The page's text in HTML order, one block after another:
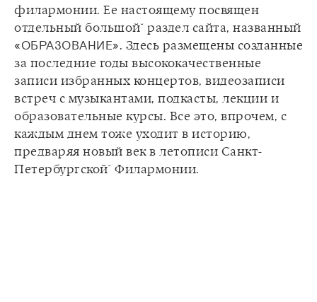
филармонии. Ее настоящему посвящен
отдельный большой̆ раздел сайта, названный
«ОБРАЗОВАНИЕ». Здесь размещены созданные
за последние годы высококачественные
записи избранных концертов, видеозаписи
встреч с музыкантами, подкасты, лекции и
образовательные курсы. Все это, впрочем, с
каждым днем тоже уходит в историю,
предваряя новый век в летописи Санкт-